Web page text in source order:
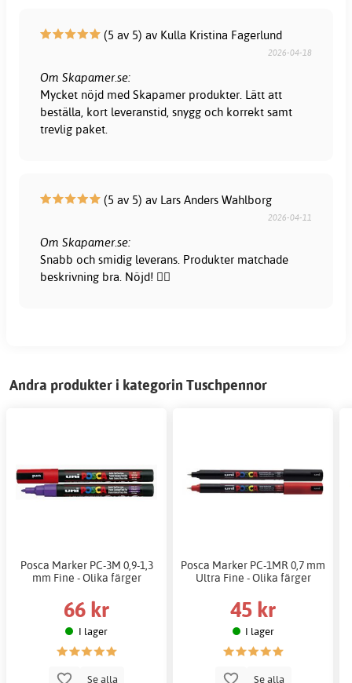
(5 av 5) av Kulla Kristina Fagerlund
2026-04-18
Om Skapamer.se:
Mycket nöjd med Skapamer produkter. Lätt att
beställa, kort leveranstid, snygg och korrekt samt
trevlig paket.
(5 av 5) av Lars Anders Wahlborg
2026-04-11
Om Skapamer.se:
Snabb och smidig leverans. Produkter matchade
beskrivning bra. Nöjd! 👍🏻
Andra produkter i kategorin Tuschpennor
Posca Marker PC-3M 0,9-1,3
mm Fine - Olika färger
66 kr
I lager
Se alla
Posca Marker PC-1MR 0,7 mm
Ultra Fine - Olika färger
45 kr
I lager
Se alla